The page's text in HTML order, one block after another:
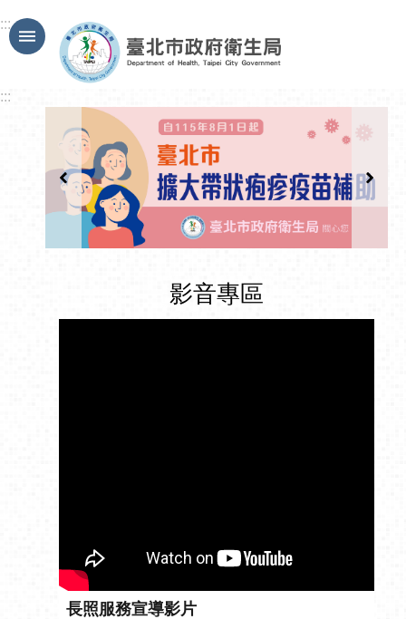
跳到主要內容區塊
:::
:::
影音專區
長照服務宣導影片